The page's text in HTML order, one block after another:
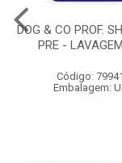
DOG & CO PROF.
PRE -
Código: 79941
Embalagem: